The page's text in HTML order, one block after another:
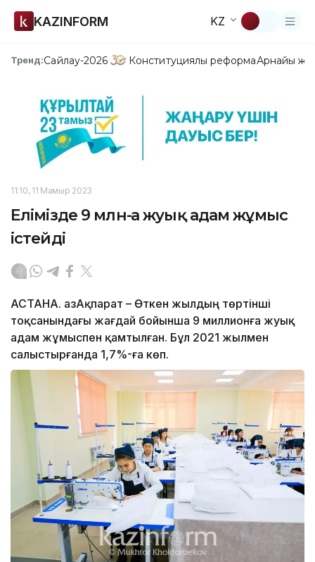
KAZINFORM KZ
Тренд:Сайлау-2026 Конституциялық реформаАрнайы
11:10, 11 Мамыр 2023
Елімізде 9 млн-ға жуық адам жұмыс
істейді
АСТАНА. ҚазАқпарат – Өткен жылдың төртінші
тоқсанындағы жағдай бойынша 9 миллионға жуық
адам жұмыспен қамтылған. Бұл 2021 жылмен
салыстырғанда 1,7%-ға көп.